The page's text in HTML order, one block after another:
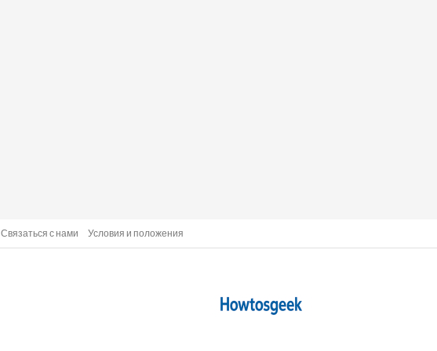
Связаться с нами Условия и положения